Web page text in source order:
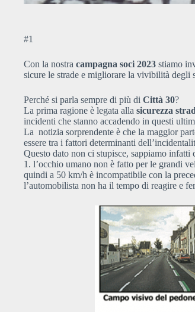
#1
Con la nostra campagna soci 2023 stiamo
sicure le strade e migliorare la vivibilità degli
Perché si parla sempre di più di Città 30?
La prima ragione è legata alla sicurezza
incidenti che stanno accadendo in questi
La notizia sorprendente è che la maggior
essere tra i fattori determinanti
Questo dato non ci stupisce, sappiamo infatti
1. l’occhio umano non è fatto per le grandi
quindi a 50 km/h è incompatibile con la
l’automobilista non ha il tempo di reagire e